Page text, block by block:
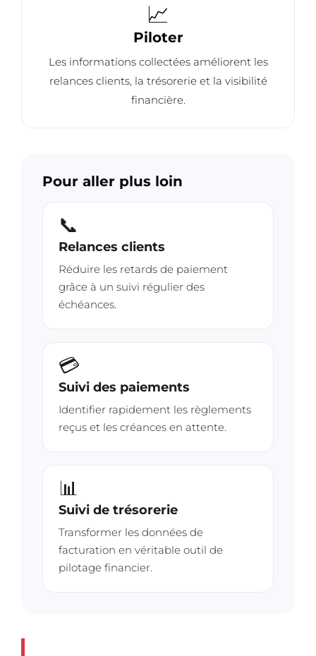
📈
Piloter
Les informations collectées améliorent les
relances clients, la trésorerie et la visibilité
financière.
Pour aller plus loin
📞
Relances clients
Réduire les retards de paiement
grâce à un suivi régulier des
échéances.
💳
Suivi des paiements
Identifier rapidement les règlements
reçus et les créances en attente.
📊
Suivi de trésorerie
Transformer les données de
facturation en véritable outil de
pilotage financier.